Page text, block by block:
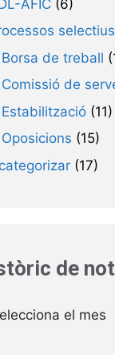
AFIC(6)
selectius
Borsa de treball
Comissió de
Estabilització(11)
Oposicions (15)
(17)
de